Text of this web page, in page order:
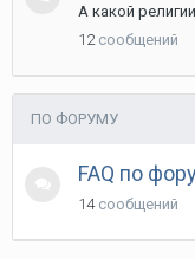
А какой
12 сообщений
ПО ФОРУМУ
FAQ по
14 сообщений